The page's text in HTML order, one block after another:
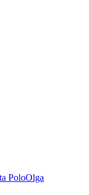
PoloOlga